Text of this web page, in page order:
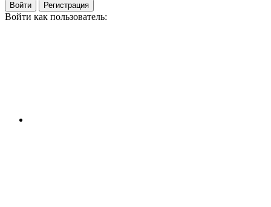
Войти Регистрация
Войти как пользователь: